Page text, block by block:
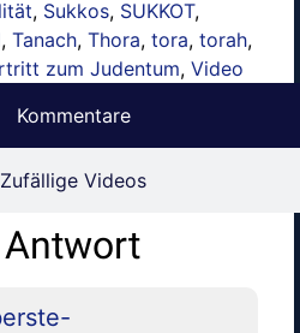
, Sukkos, SUKKOT,
, Tanach, Thora, tora, torah,
zum Judentum, Video
Kommentare
Zufällige Videos
Antwort